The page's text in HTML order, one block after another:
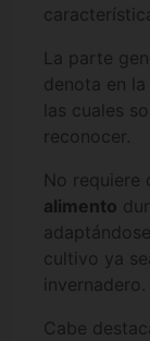
La parte
denota en
las cuales
reconocer.
No requiere
alimento
cultivo ya
invernadero.
Cabe